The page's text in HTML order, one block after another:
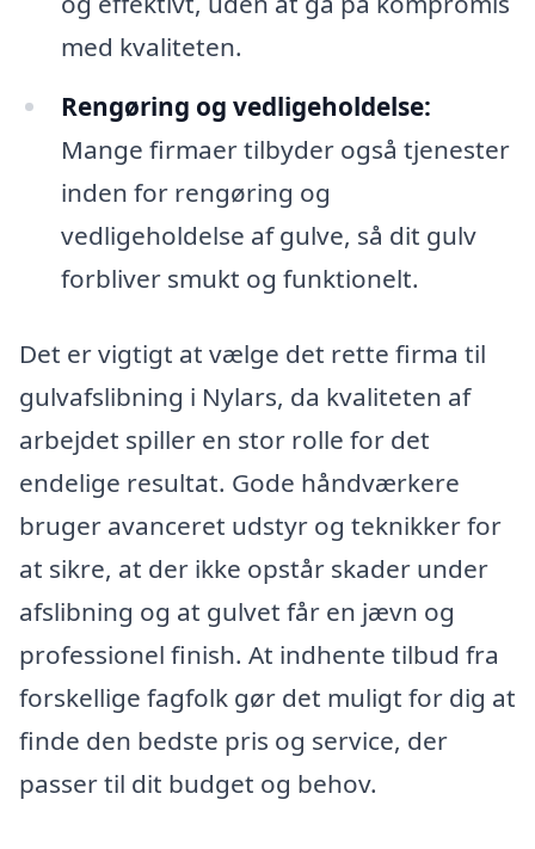
med kvaliteten.
Rengøring og vedligeholdelse:
Mange firmaer tilbyder også tjenester
inden for rengøring og
vedligeholdelse af gulve, så dit gulv
forbliver smukt og funktionelt.
Det er vigtigt at vælge det rette firma til
gulvafslibning i Nylars, da kvaliteten af
arbejdet spiller en stor rolle for det
endelige resultat. Gode håndværkere
bruger avanceret udstyr og teknikker for
at sikre, at der ikke opstår skader under
afslibning og at gulvet får en jævn og
professionel finish. At indhente tilbud fra
forskellige fagfolk gør det muligt for dig at
finde den bedste pris og service, der
passer til dit budget og behov.